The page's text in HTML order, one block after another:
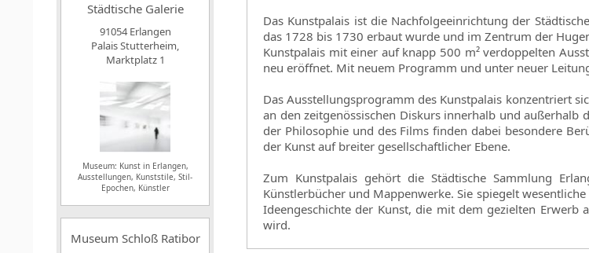
Das Kunstpalais ist die Nachfolgeeinrichtung der
das 1728 bis 1730 erbaut wurde und im Zentrum der
Kunstpalais mit einer auf knapp 500 m² verdoppelten
neu eröffnet. Mit neuem Programm und unter neuer
Das Ausstellungsprogramm des Kunstpalais konzentriert
an den zeitgenössischen Diskurs innerhalb und außerhalb
der Philosophie und des Films finden dabei besondere
der Kunst auf breiter gesellschaftlicher Ebene.
Zum Kunstpalais gehört die Städtische Sammlung
Künstlerbücher und Mappenwerke. Sie spiegelt
Ideengeschichte der Kunst, die mit dem gezielten Erwerb
wird.
Städtische Galerie
91054 Erlangen
Palais Stutterheim,
Marktplatz 1
Museum: Kunst in Erlangen,
Ausstellungen, Kunststile, Stil-
Epochen, Künstler
Museum Schloß Ratibor